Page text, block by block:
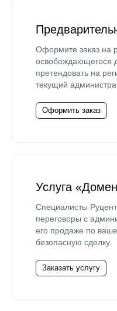
Оформите заказ на
освобождающегося
претендовать на
текущий
Оформить заказ
Услуга
Специалисты
переговоры с
его продаже по
безопасную сделку.
Заказать услугу